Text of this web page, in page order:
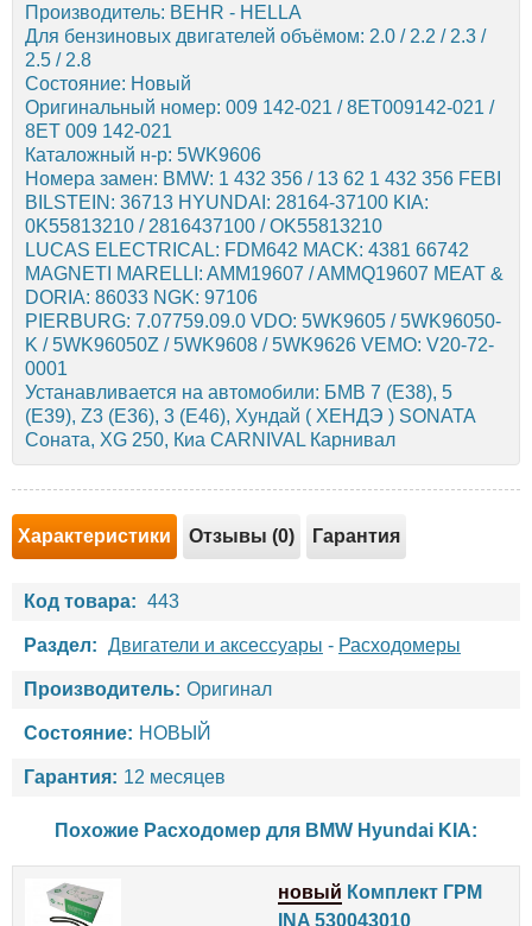
Производитель: BEHR - HELLA
Для бензиновых двигателей объёмом: 2.0 / 2.2 / 2.3 /
2.5 / 2.8
Состояние: Новый
Оригинальный номер: 009 142-021 / 8ET009142-021 /
8ET 009 142-021
Каталожный н-р: 5WK9606
Номера замен: BMW: 1 432 356 / 13 62 1 432 356 FEBI
BILSTEIN: 36713 HYUNDAI: 28164-37100 KIA:
0K55813210 / 2816437100 / OK55813210
LUCAS ELECTRICAL: FDM642 MACK: 4381 66742
MAGNETI MARELLI: AMM19607 / AMMQ19607 MEAT &
DORIA: 86033 NGK: 97106
PIERBURG: 7.07759.09.0 VDO: 5WK9605 / 5WK96050-
K / 5WK96050Z / 5WK9608 / 5WK9626 VEMO: V20-72-
0001
Устанавливается на автомобили: БМВ 7 (E38), 5
(E39), Z3 (E36), 3 (E46), Хундай ( ХЕНДЭ ) SONATA
Соната, XG 250, Киа CARNIVAL Карнивал
Характеристики Отзывы (0) Гарантия
Код товара: 443
Раздел: Двигатели и аксессуары - Расходомеры
Производитель: Оригинал
Состояние: НОВЫЙ
Гарантия: 12 месяцев
Похожие Расходомер для BMW Hyundai KIA:
новый Комплект ГРМ
INA 530043010